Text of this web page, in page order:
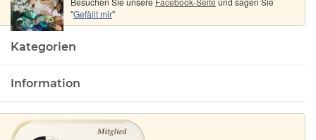
"Gefällt mir"
Kategorien
Information